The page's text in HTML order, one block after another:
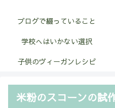
ブログで綴っていること
学校へはいかない選択
子供のヴィーガンレシピ
米粉のスコーンの試